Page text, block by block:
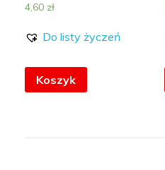
4,60 zł
Do listy życzeń
Koszyk